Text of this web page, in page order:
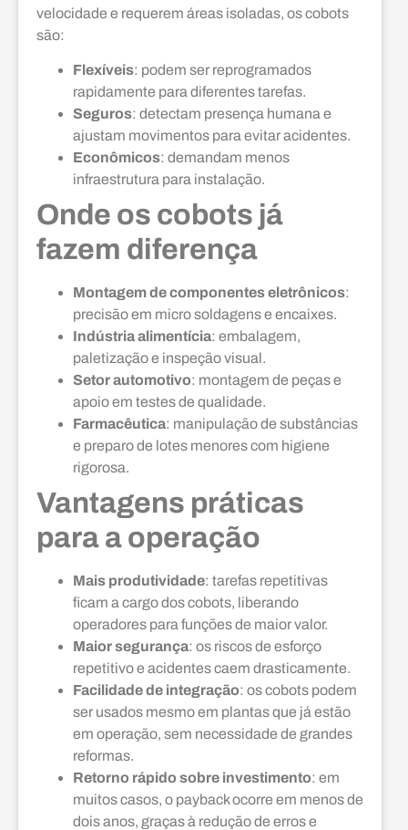
velocidade e requerem áreas isoladas, os cobots
são:
Flexíveis: podem ser reprogramados
rapidamente para diferentes tarefas.
Seguros: detectam presença humana e
ajustam movimentos para evitar acidentes.
Econômicos: demandam menos
infraestrutura para instalação.
Onde os cobots já
fazem diferença
Montagem de componentes eletrônicos:
precisão em micro soldagens e encaixes.
Indústria alimentícia: embalagem,
paletização e inspeção visual.
Setor automotivo: montagem de peças e
apoio em testes de qualidade.
Farmacêutica: manipulação de substâncias
e preparo de lotes menores com higiene
rigorosa.
Vantagens práticas
para a operação
Mais produtividade: tarefas repetitivas
ficam a cargo dos cobots, liberando
operadores para funções de maior valor.
Maior segurança: os riscos de esforço
repetitivo e acidentes caem drasticamente.
Facilidade de integração: os cobots podem
ser usados mesmo em plantas que já estão
em operação, sem necessidade de grandes
reformas.
Retorno rápido sobre investimento: em
muitos casos, o payback ocorre em menos de
dois anos, graças à redução de erros e